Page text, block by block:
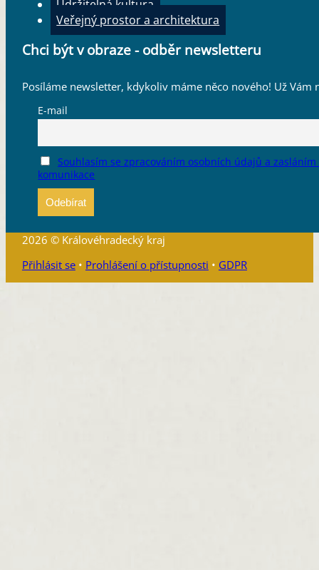
Udržitelná kultura
Veřejný prostor a architektura
Chci být v obraze - odběr newsletteru
Posíláme newsletter, kdykoliv máme něco nového! Už Vám
E-mail
Souhlasím se zpracováním osobních údajů a
komunikace
2026 © Královéhradecký kraj
Přihlásit se• Prohlášení o přístupnosti • GDPR